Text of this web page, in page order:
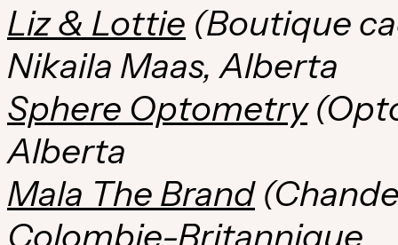
Liz & Lottie (Boutique
Nikaila Maas,Alberta
Sphere Optometry
Alberta
Mala The Brand
Colombie-Britannique